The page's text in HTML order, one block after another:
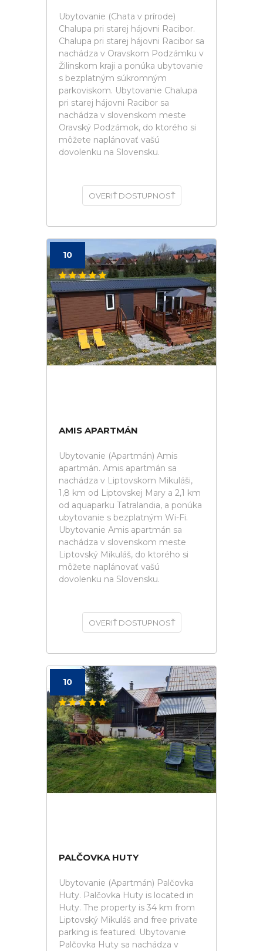
Ubytovanie (Chata v prírode)
Chalupa pri starej hájovni Racibor.
Chalupa pri starej hájovni Racibor sa
nachádza v Oravskom Podzámku v
Žilinskom kraji a ponúka ubytovanie
s bezplatným súkromným
parkoviskom. Ubytovanie Chalupa
pri starej hájovni Racibor sa
nachádza v slovenskom meste
Oravský Podzámok, do ktorého si
môžete naplánovať vašú
dovolenku na Slovensku.
OVERIŤ DOSTUPNOSŤ
10
AMIS APARTMÁN
Ubytovanie (Apartmán) Amis
apartmán. Amis apartmán sa
nachádza v Liptovskom Mikuláši,
1,8 km od Liptovskej Mary a 2,1 km
od aquaparku Tatralandia, a ponúka
ubytovanie s bezplatným Wi-Fi.
Ubytovanie Amis apartmán sa
nachádza v slovenskom meste
Liptovský Mikuláš, do ktorého si
môžete naplánovať vašú
dovolenku na Slovensku.
OVERIŤ DOSTUPNOSŤ
10
PALČOVKA HUTY
Ubytovanie (Apartmán) Palčovka
Huty. Palčovka Huty is located in
Huty. The property is 34 km from
Liptovský Mikuláš and free private
parking is featured. Ubytovanie
Palčovka Huty sa nachádza v